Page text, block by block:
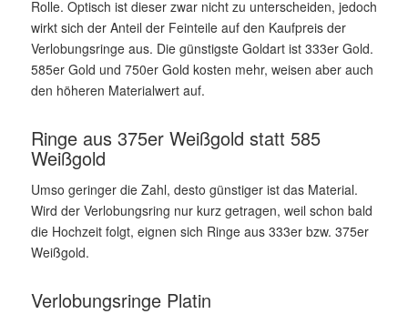
Rolle. Optisch ist dieser zwar nicht zu unterscheiden, jedoch
wirkt sich der Anteil der Feinteile auf den Kaufpreis der
Verlobungsringe aus. Die günstigste Goldart ist 333er Gold.
585er Gold und 750er Gold kosten mehr, weisen aber auch
den höheren Materialwert auf.
Ringe aus 375er Weißgold statt 585
Weißgold
Umso geringer die Zahl, desto günstiger ist das Material.
Wird der Verlobungsring nur kurz getragen, weil schon bald
die Hochzeit folgt, eignen sich Ringe aus 333er bzw. 375er
Weißgold.
Verlobungsringe Platin